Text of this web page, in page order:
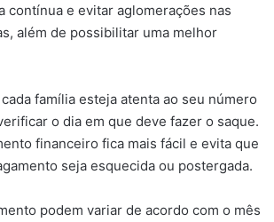
contínua e evitar aglomerações nas
além de possibilitar uma melhor
família esteja atenta ao seu número
o dia em que deve fazer o saque.
financeiro fica mais fácil e evita que
seja esquecida ou postergada.
podem variar de acordo com o mês